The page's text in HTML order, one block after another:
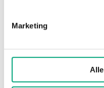
Marketing
Geräteklasse